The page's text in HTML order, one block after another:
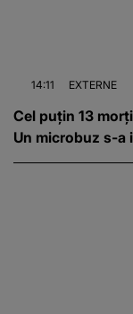
14:11 EXTERNE
Cel puțin 13
Un microbuz s-a